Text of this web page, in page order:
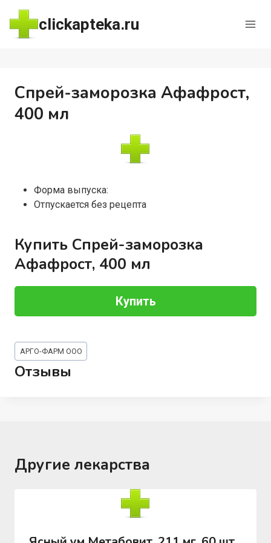
Перейти
содержимому
clickapteka.ru
Спрей-заморозка Афафрост,
400 мл
Форма выпуска:
Отпускается без рецепта
Купить Спрей-заморозка
Афафрост, 400 мл
Купить
Метки
записи:
АРГО-ФАРМ ООО
Отзывы
Другие лекарства